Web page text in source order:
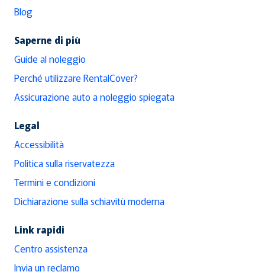
Blog
Saperne di più
Guide al noleggio
Perché utilizzare RentalCover?
Assicurazione auto a noleggio spiegata
Legal
Accessibilità
Politica sulla riservatezza
Termini e condizioni
Dichiarazione sulla schiavitù moderna
Link rapidi
Centro assistenza
Invia un reclamo